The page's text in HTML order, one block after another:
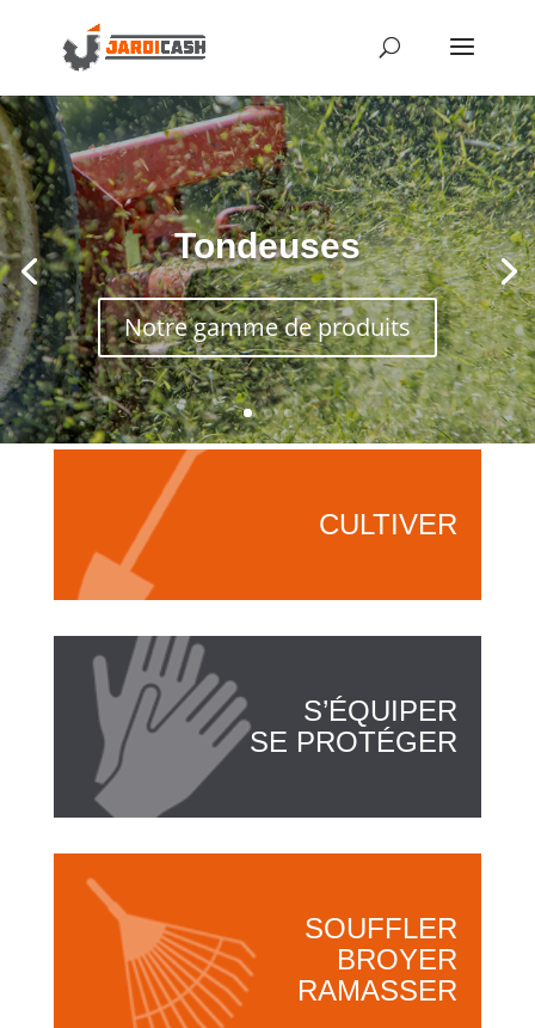
Tondeuses
Notre gamme de produits
CULTIVER
S’ÉQUIPER
SE PROTÉGER
SOUFFLER
BROYER
RAMASSER